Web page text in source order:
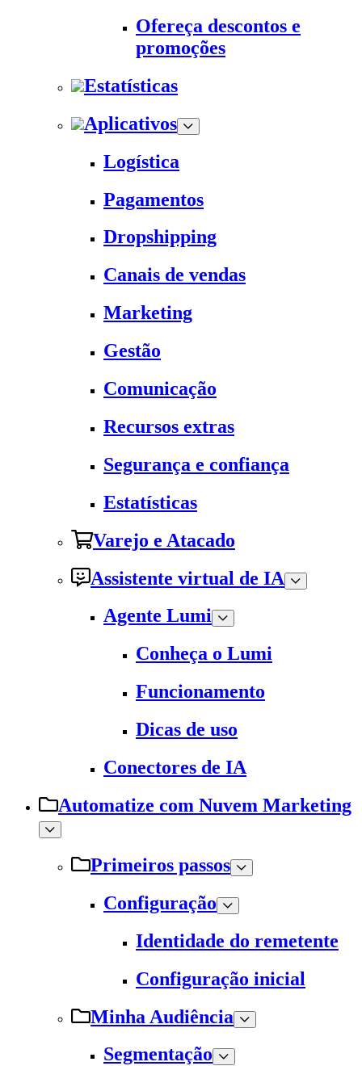
Ofereça descontos e
promoções
Estatísticas
Aplicativos
Logística
Pagamentos
Dropshipping
Canais de vendas
Marketing
Gestão
Comunicação
Recursos extras
Segurança e confiança
Estatísticas
Varejo e Atacado
Assistente virtual de IA
Agente Lumi
Conheça o Lumi
Funcionamento
Dicas de uso
Conectores de IA
Automatize com Nuvem Marketing
Primeiros passos
Configuração
Identidade do remetente
Configuração inicial
Minha Audiência
Segmentação